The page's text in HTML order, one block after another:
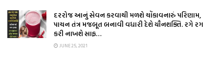
દરરોજ આનું સેવન કરવાથી મળશે ચોંકાવનારું પરિણામ,
પાચન તંત્ર મજબૂત બનાવી વધારી દેશે યૌનશક્તિ. રગે રગ
કરી નાખશે સાફ…
JUNE 25, 2021